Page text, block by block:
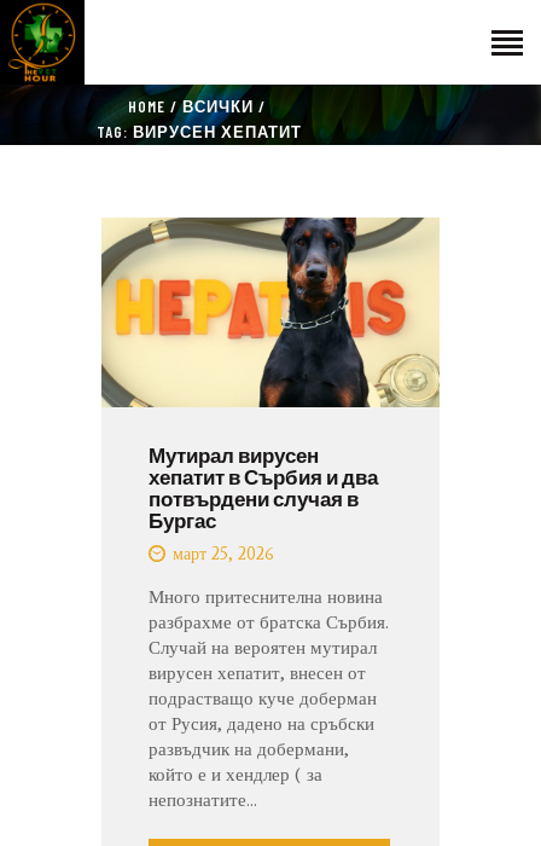
HOME
ВСИЧКИ
TAG: ВИРУСЕН ХЕПАТИТ
НАЧАЛО
КАТАЛОГ
THE VET HOUR
БЛОГ
КОНТАКТ
Мутирал вирусен
хепатит в Сърбия и два
потвърдени случая в
Бургас
март 25, 2026
Много притеснителна новина
разбрахме от братска Сърбия.
Случай на вероятен мутирал
вирусен хепатит, внесен от
подрастващо куче доберман
от Русия, дадено на сръбски
развъдчик на добермани,
който е и хендлер ( за
непознатите…